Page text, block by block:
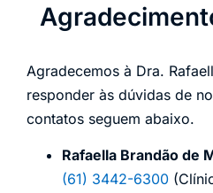
Agradecemos à Dra.
responder às dúvidas de
contatos seguem abaixo.
Rafaella Brandão de
(61) 3442-6300